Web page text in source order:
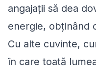
angajații să dea
energie, obținând
Cu alte cuvinte,
în care toată